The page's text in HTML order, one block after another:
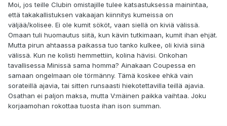
Moi, jos teille Clubin omistajille tulee katsastuksessa mainintaa,
että takakallistuksen vakaajan kiinnitys kumeissa on
väljää/kolisee. Ei ole kumit sököt, vaan siellä on kiviä välissä.
Omaan tuli huomautus siitä, kun kävin tutkimaan, kumit ihan ehjät.
Mutta pirun ahtaassa paikassa tuo tanko kulkee, oli kiviä siinä
välissä. Kun ne kolisti hemmettiin, kolina hävisi. Onkohan
tavallisessa Minissä sama homma? Ainakaan Coupessa en
samaan ongelmaan ole törmänny. Tämä koskee ehkä vain
sorateillä ajavia, tai sitten runsaasti hiekotettavilla teillä ajavia.
Osathan ei paljon maksa, mutta V:mäinen paikka vaihtaa. Joku
korjaamohan rokottaa tuosta ihan ison summan.